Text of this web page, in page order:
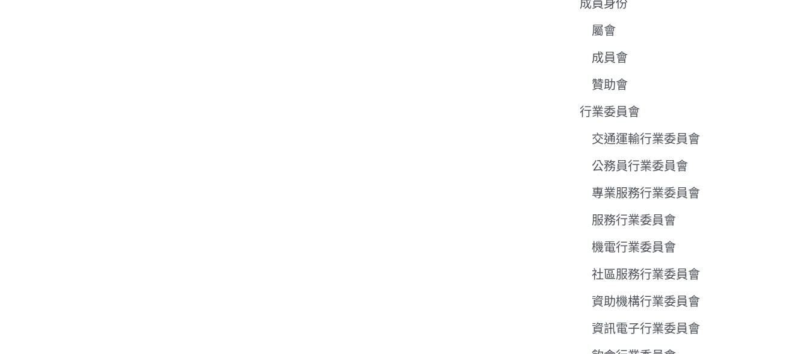
成員身份
屬會
成員會
贊助會
行業委員會
交通運輸行業委員會
公務員行業委員會
專業服務行業委員會
服務行業委員會
機電行業委員會
社區服務行業委員會
資助機構行業委員會
資訊電子行業委員會